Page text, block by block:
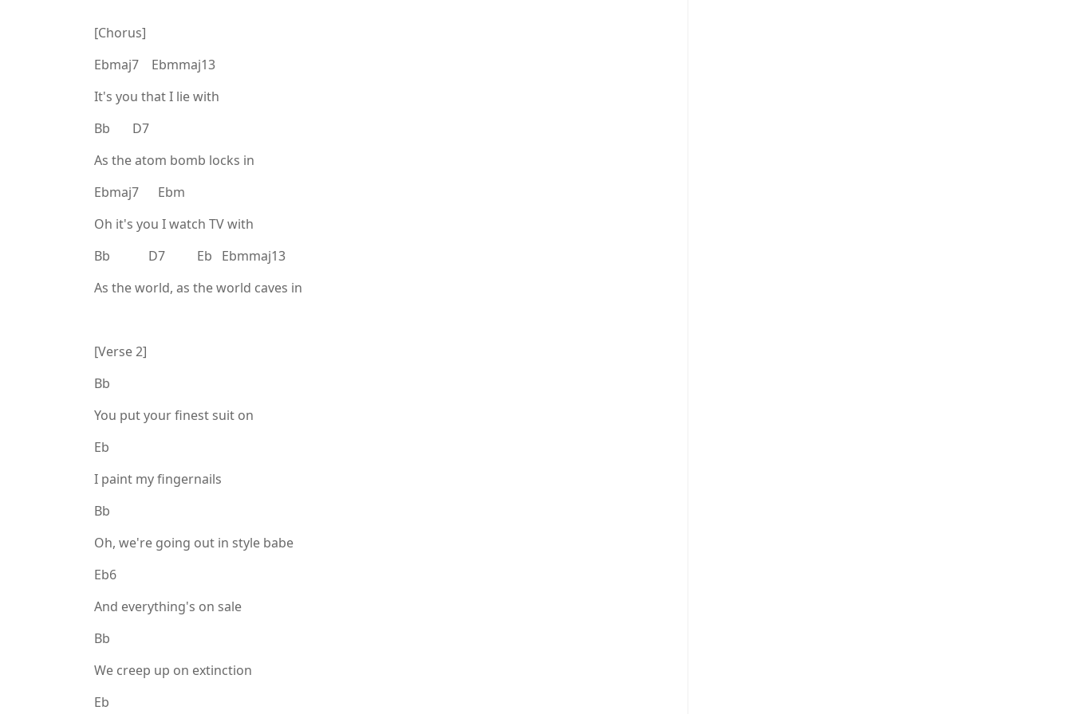
[Chorus]
Ebmaj7 Ebmmaj13
It's you that I lie with
Bb D7
As the atom bomb locks in
Ebmaj7 Ebm
Oh it's you I watch TV with
Bb D7 Eb Ebmmaj13
As the world, as the world caves in
[Verse 2]
Bb
You put your finest suit on
Eb
I paint my fingernails
Bb
Oh, we're going out in style babe
Eb6
And everything's on sale
Bb
We creep up on extinction
Eb